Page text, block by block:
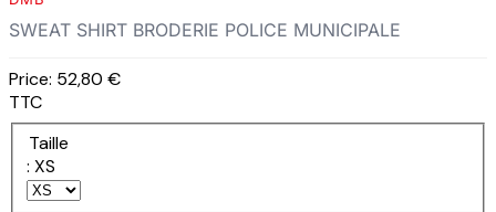
SWEAT SHIRT BRODERIE POLICE MUNICIPALE
Price: 52,80 €
TTC
Taille
: XS